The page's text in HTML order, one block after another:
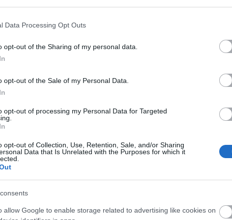
Data Processing Opt Outs
opt-out of the Sharing of my personal data.
opt-out of the Sale of my Personal Data.
opt-out of processing my Personal Data for Targeted
opt-out of Collection, Use, Retention, Sale, and/or Sharing
Data that Is Unrelated with the Purposes for which it
allow Google to enable storage related to advertising like cookies on
→
Keskinopeus
80 km/h
393 kpl/h(-306 kpl/h)
474 kpl/h
← Raisio, Vanto
Turku, Oriketo →
←
185
yleiskuva
Naantali
Yhdystie
Artukainen